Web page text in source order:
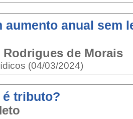
aumento anual sem
Rodrigues de Morais
(04/03/2024)
é tributo?